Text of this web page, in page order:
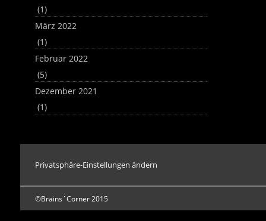
(1)
März 2022
(1)
Februar 2022
(5)
Dezember 2021
(1)
Privatsphäre-Einstellungen ändern
©Brains´Corner 2015